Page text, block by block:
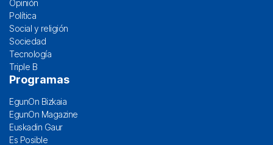
Opinión
Política
Social y religión
Sociedad
Tecnología
Triple B
Programas
EgunOn Bizkaia
EgunOn Magazine
Euskadin Gaur
Es Posible